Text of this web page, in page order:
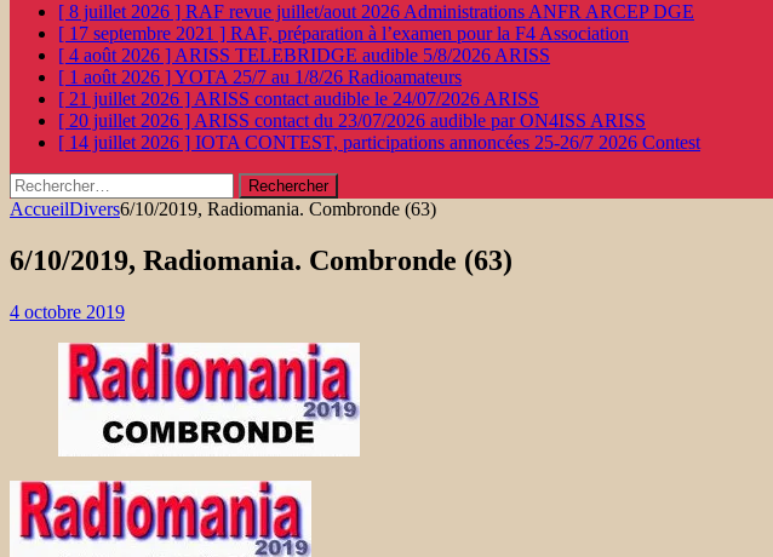
[ 8 juillet 2026 ] RAF revue juillet/aout 2026 Administrations ANFR ARCEP DGE
[ 17 septembre 2021 ] RAF, préparation à l’examen pour la F4 Association
[ 4 août 2026 ] ARISS TELEBRIDGE audible 5/8/2026 ARISS
[ 1 août 2026 ]YOTA 25/7 au 1/8/26 Radioamateurs
[ 21 juillet 2026 ] ARISS contact audible le 24/07/2026 ARISS
[ 20 juillet 2026 ] ARISS contact du 23/07/2026 audible par ON4ISS ARISS
[ 14 juillet 2026 ] IOTA CONTEST, participations annoncées 25-26/7 2026 Contest
Rechercher :
AccueilDivers6/10/2019, Radiomania. Combronde (63)
6/10/2019, Radiomania. Combronde (63)
4 octobre 2019